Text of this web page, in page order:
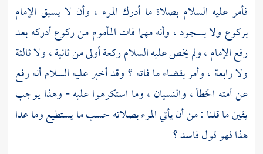
فأمر عليه السلام بصلاة ما أدرك المرء ، وأن لا يسبق الإمام
بركوع ولا بسجود ، وأنه مهما فات المأموم من ركوع أدركه بعد
رفع الإمام ، ولم يخص عليه السلام ركعة أولى من ثانية ، ولا ثالثة
ولا رابعة ، وأمر بقضاء ما فاته ؟ وقد أخبر عليه السلام أنه رفع
عن أمته الخطأ ، والنسيان ، وما استكرهوا عليه - وهذا يوجب
يقين ما قلنا : من أن يأتي المرء بصلاته حسب ما يستطيع وما عدا
هذا فهو قول فاسد ؟